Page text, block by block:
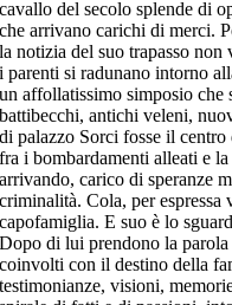
cavallo del secolo splende di
che arrivano carichi di merci.
la notizia del suo trapasso
i parenti si radunano intorno
un affollatissimo simposio che
battibecchi, antichi veleni,
di palazzo Sorci fosse il
fra i bombardamenti alleati e
arrivando, carico di speranze
criminalità. Cola, per espressa
capofamiglia. E suo è lo
Dopo di lui prendono la
coinvolti con il destino della
testimonianze, visioni,